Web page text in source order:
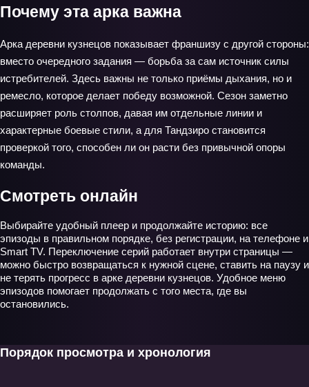
Почему эта арка важна
Арка деревни кузнецов показывает франшизу с другой стороны:
вместо очередного задания — борьба за сам источник силы
истребителей. Здесь важны не только приёмы дыхания, но и
ремесло, которое делает победу возможной. Сезон заметно
расширяет роль столпов, давая им отдельные линии и
характерные боевые стили, а для Тандзиро становится
проверкой того, способен ли он расти без привычной опоры
команды.
Смотреть онлайн
Выбирайте удобный плеер и продолжайте историю: все
эпизоды в правильном порядке, без регистрации, на телефоне и
Smart TV. Переключение серий работает внутри страницы —
можно быстро возвращаться к нужной сцене, ставить на паузу и
не терять прогресс в арке деревни кузнецов. Удобное меню
эпизодов помогает продолжать с того места, где вы
остановились.
Порядок просмотра и хронология